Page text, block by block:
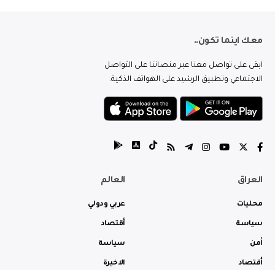
معك اينما تكون..
ابقى على تواصل معنا عبر منصاتنا على التواصل
الاجتماعي وتطبيق الرشيد على الهواتف الذكية.
العراق
محليات
سياسة
أمن
أقتصاد
العالم
عربي ودولي
أقتصاد
سياسة
الاخيرة